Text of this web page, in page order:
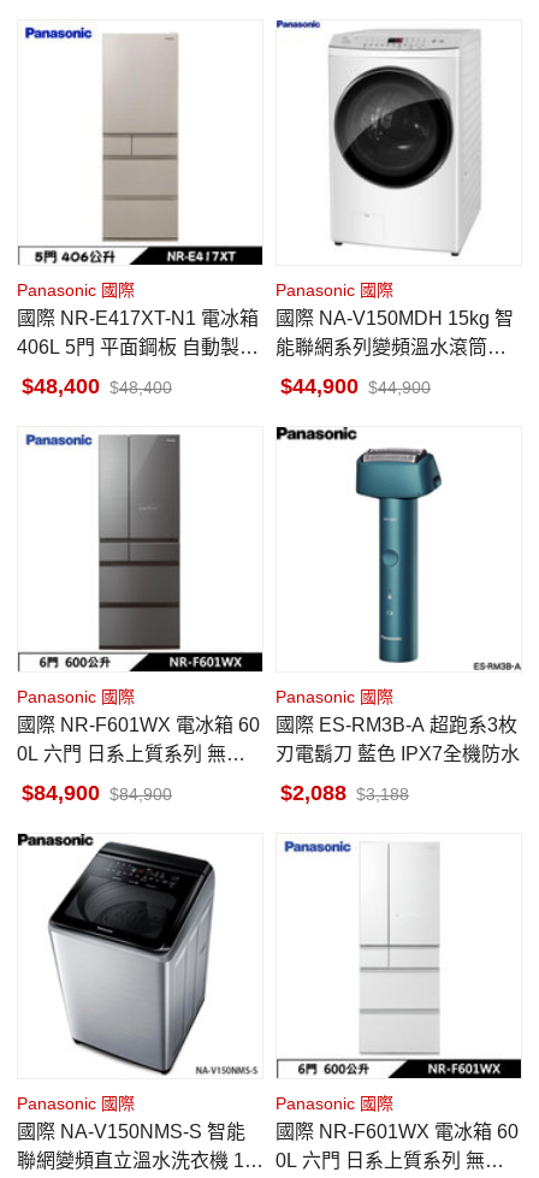
Panasonic 國際
國際 NR-E417XT-N1 電冰箱
406L 5門 平面鋼板 自動製冰
香檳金 日本原裝
48,400 48,400
Panasonic 國際
國際 NA-V150MDH 15kg 智
能聯網系列變頻溫水滾筒洗
衣機
44,900 44,900
Panasonic 國際
國際 NR-F601WX 電冰箱 60
0L 六門 日系上質系列 無邊
框鏡面/玻璃 雲霧灰
84,900 84,900
Panasonic 國際
國際 ES-RM3B-A 超跑系3枚
刃電鬍刀 藍色 IPX7全機防水
2,088 3,188
Panasonic 國際
國際 NA-V150NMS-S 智能
聯網變頻直立溫水洗衣機 15
Panasonic 國際
國際 NR-F601WX 電冰箱 60
0L 六門 日系上質系列 無邊